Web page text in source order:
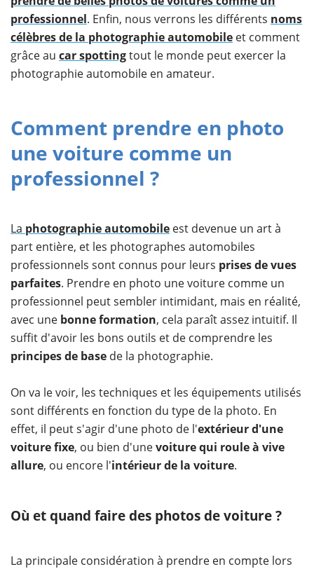
professionnel. Enfin, nous verrons les différents noms
célèbres de la photographie automobile et comment
grâce au car spottingtout le monde peut exercer la
photographie automobile en amateur.
Comment prendre en photo
une voiture comme un
professionnel ?
La photographie automobile est devenue un art à
part entière, et les photographes automobiles
professionnels sont connus pour leurs prises de vues
parfaites. Prendre en photo une voiture comme un
professionnel peut sembler intimidant, mais en réalité,
avec une bonne formation, cela paraît assez intuitif. Il
suffit d'avoir les bons outils et de comprendre les
principes de base de la photographie.
On va le voir, les techniques et les équipements utilisés
sont différents en fonction du type de la photo. En
effet, il peut s'agir d'une photo de l'extérieur d'une
voiture fixe, ou bien d'unevoiture qui roule à vive
allure, ou encore l'intérieur de la voiture.
Où et quand faire des photos de voiture ?
La principale considération à prendre en compte lors